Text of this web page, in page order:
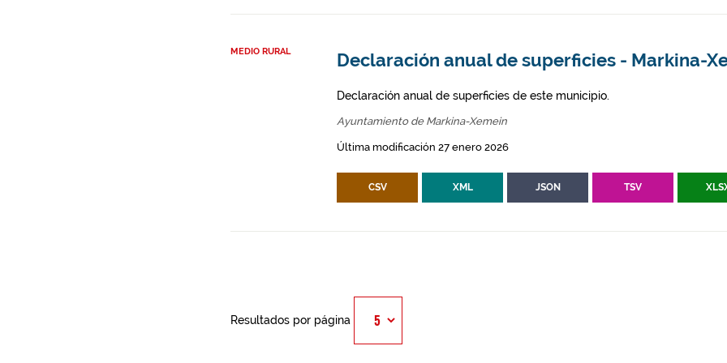
MEDIO RURAL Declaración anual de superficies - Markina-
Declaración anual de superficies de este municipio.
Ayuntamiento de Markina-Xemein
Última modificación 27 enero 2026
CSV XML JSON TSV
Resultados por página